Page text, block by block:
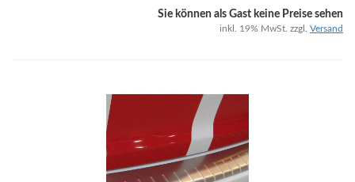
Sie können als Gast keine Preise sehen
inkl. 19% MwSt. zzgl. Versand